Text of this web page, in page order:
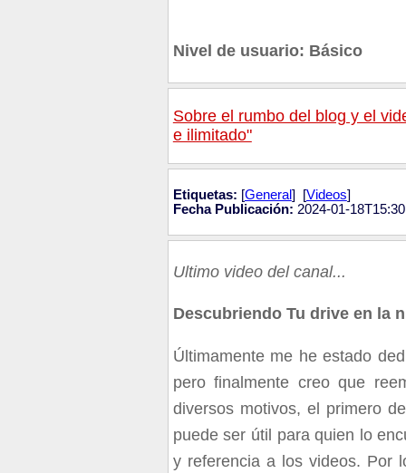
Nivel de usuario: Básico
Sobre el rumbo del blog y el
e ilimitado"
Etiquetas: [General] [Videos]
Fecha Publicación: 2024-01-
Ultimo video del canal...
Descubriendo Tu drive en la
Últimamente me he estado
pero finalmente creo que
diversos motivos, el primero
puede ser útil para quien lo
y referencia a los videos. Por